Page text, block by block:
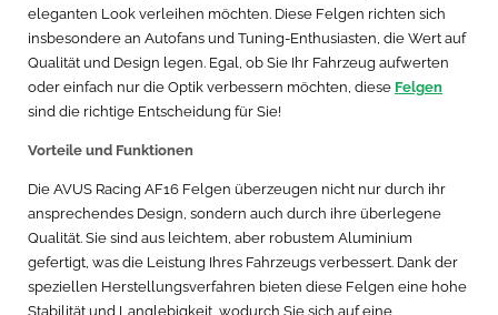
eleganten Look verleihen möchten. Diese Felgen richten sich
insbesondere an Autofans und Tuning-Enthusiasten, die Wert auf
Qualität und Design legen. Egal, ob Sie Ihr Fahrzeug aufwerten
oder einfach nur die Optik verbessern möchten, diese Felgen
sind die richtige Entscheidung für Sie!
Vorteile und Funktionen
Die AVUS Racing AF16 Felgen überzeugen nicht nur durch ihr
ansprechendes Design, sondern auch durch ihre überlegene
Qualität. Sie sind aus leichtem, aber robustem Aluminium
gefertigt, was die Leistung Ihres Fahrzeugs verbessert. Dank der
speziellen Herstellungsverfahren bieten diese Felgen eine hohe
Stabilität und Langlebigkeit, wodurch Sie sich auf eine